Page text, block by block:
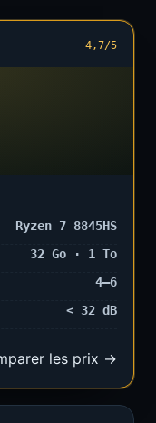
4,7/5
Ryzen 7 8845HS
32 Go · 1 To
4–6
< 32 dB
les prix →